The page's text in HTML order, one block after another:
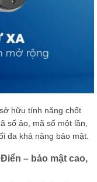
hữu tính năng chốt
số ảo, mã số một lần,
đa khả năng bảo mật.
– bảo mật cao,